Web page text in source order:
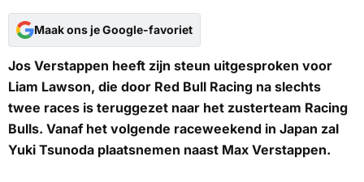
Maak ons je Google-favoriet
Jos Verstappen heeft zijn steun uitgesproken voor
Liam Lawson, die door Red Bull Racing na slechts
twee races is teruggezet naar het zusterteam Racing
Bulls. Vanaf het volgende raceweekend in Japan zal
Yuki Tsunoda plaatsnemen naast Max Verstappen.